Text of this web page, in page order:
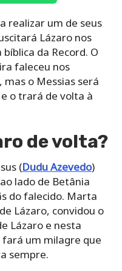
realizar um de seus
Lázaro nos
da Record. O
faleceu nos
o Messias será
o trará de volta à
de volta?
(Dudu Azevedo)
lado de Betânia
do falecido. Marta
Lázaro, convidou o
Lázaro e nesta
um milagre que
sempre.